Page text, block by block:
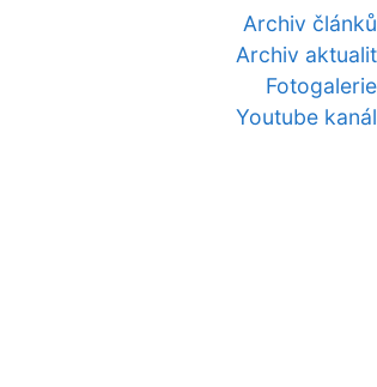
Archiv článků
Archiv aktualit
Fotogalerie
Youtube kanál